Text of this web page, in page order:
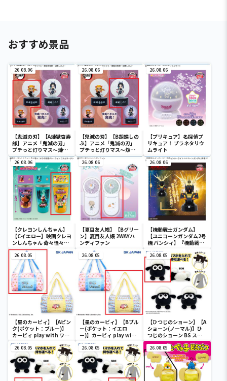
おすすめ景品
26.08.06
【鬼滅の刃】【A煉獄杏寿
郎】アニメ「鬼滅の刃」
プチっと灯りマス～煉獄
杏寿郎・胡蝶しのぶ～
26.08.06
【鬼滅の刃】【B胡蝶しの
ぶ】アニメ「鬼滅の刃」
プチっと灯りマス～煉獄
杏寿郎・胡蝶しのぶ～
26.08.06
【プリキュア】名探偵プ
リキュア！ プラネタリウ
ムライト
26.08.06
【クレヨンしんちゃん】
【Cイエロー】映画クレヨ
ンしんちゃん 奇々怪々！
オラの妖怪バケ～ション
フルカラータンブラー
26.08.06
【夏目友人帳】【Bグリー
ン】夏目友人帳 2WAYハ
ンディファン
26.08.06
【機動戦士ガンダム】
【ユニコーンガンダム2号
機 バンシィ】『機動戦士
ーライト-ユニコーンガン
ダム2号機 バンシィ（デ
ストロイモード）-
26.08.05
【星のカービィ】【Aピン
ク(ポケット：ブルー)】
カービィ play with ワド
ルディ ボストンバッグ
26.08.05
【星のカービィ】【Bブル
ー(ポケット：イエロ
ー)】カービィ play with
ワドルディ ボストンバッ
グ
26.08.05
【ひつじのショーン】【A
ショーン(ノーマル)】ひ
つじのショーン BS スマ
ホショーンルダー
26.08.05 26.08.05 26.08.05